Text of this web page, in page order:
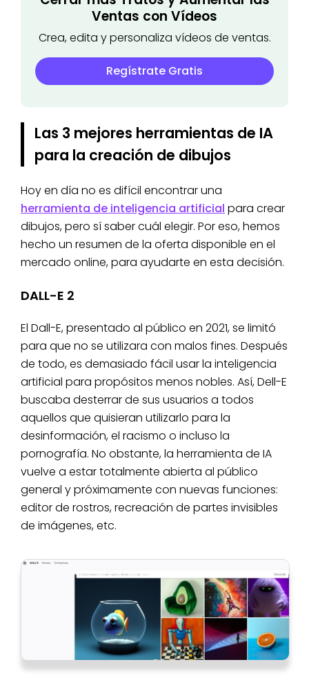
Ventas con Vídeos
Crea, edita y personaliza vídeos de ventas.
Regístrate Gratis
Las 3 mejores herramientas de IA
para la creación de dibujos
Hoy en día no es difícil encontrar una
herramienta de inteligencia artificial para crear
dibujos, pero sí saber cuál elegir. Por eso, hemos
hecho un resumen de la oferta disponible en el
mercado online, para ayudarte en esta decisión.
DALL-E 2
El Dall-E, presentado al público en 2021, se limitó
para que no se utilizara con malos fines. Después
de todo, es demasiado fácil usar la inteligencia
artificial para propósitos menos nobles. Así, Dell-E
buscaba desterrar de sus usuarios a todos
aquellos que quisieran utilizarlo para la
desinformación, el racismo o incluso la
pornografía. No obstante, la herramienta de IA
vuelve a estar totalmente abierta al público
general y próximamente con nuevas funciones:
editor de rostros, recreación de partes invisibles
de imágenes, etc.